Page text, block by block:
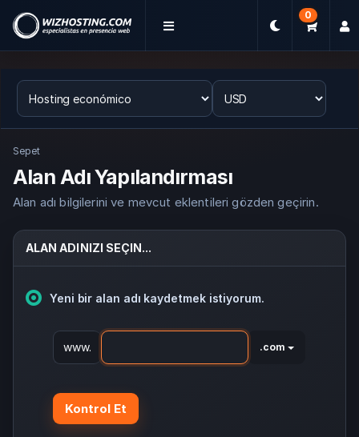
0
Sepet
Alan Adı Yapılandırması
Alan adı bilgilerini ve mevcut eklentileri gözden geçirin.
ALAN ADINIZI SEÇIN...
Yeni bir alan adı kaydetmek istiyorum.
www. .com
Kontrol Et